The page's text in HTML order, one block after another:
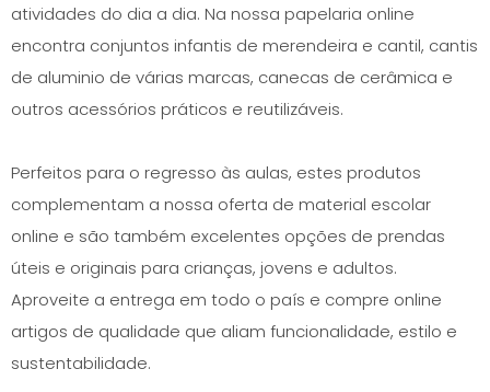
atividades do dia a dia. Na nossa papelaria online
encontra conjuntos infantis de merendeira e cantil, cantis
de aluminio de várias marcas, canecas de cerâmica e
outros acessórios práticos e reutilizáveis.
Perfeitos para o regresso às aulas, estes produtos
complementam a nossa oferta de material escolar
online e são também excelentes opções de prendas
úteis e originais para crianças, jovens e adultos.
Aproveite a entrega em todo o país e compre online
artigos de qualidade que aliam funcionalidade, estilo e
sustentabilidade.